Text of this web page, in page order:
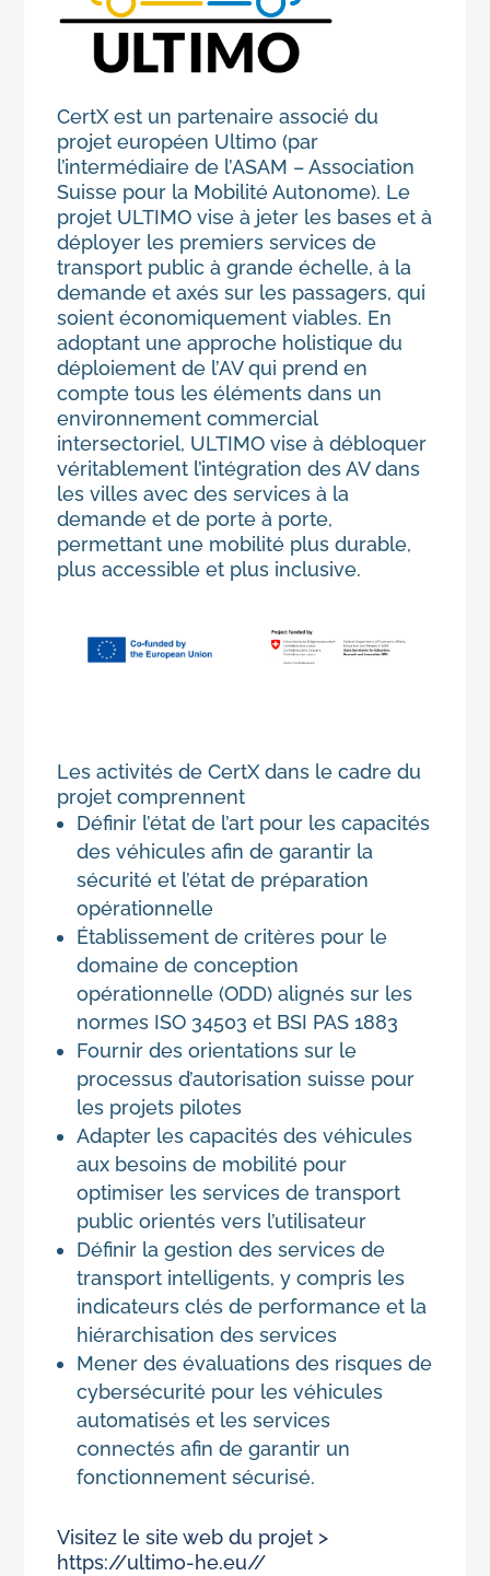
CertX est un partenaire associé du
projet européen Ultimo (par
l’intermédiaire de l’ASAM – Association
Suisse pour la Mobilité Autonome). Le
projet ULTIMO vise à jeter les bases et à
déployer les premiers services de
transport public à grande échelle, à la
demande et axés sur les passagers, qui
soient économiquement viables. En
adoptant une approche holistique du
déploiement de l’AV qui prend en
compte tous les éléments dans un
environnement commercial
intersectoriel, ULTIMO vise à débloquer
véritablement l’intégration des AV dans
les villes avec des services à la
demande et de porte à porte,
permettant une mobilité plus durable,
plus accessible et plus inclusive.
Les activités de CertX dans le cadre du
projet comprennent
Définir l’état de l’art pour les capacités
des véhicules afin de garantir la
sécurité et l’état de préparation
opérationnelle
Établissement de critères pour le
domaine de conception
opérationnelle (ODD) alignés sur les
normes ISO 34503 et BSI PAS 1883
Fournir des orientations sur le
processus d’autorisation suisse pour
les projets pilotes
Adapter les capacités des véhicules
aux besoins de mobilité pour
optimiser les services de transport
public orientés vers l’utilisateur
Définir la gestion des services de
transport intelligents, y compris les
indicateurs clés de performance et la
hiérarchisation des services
Mener des évaluations des risques de
cybersécurité pour les véhicules
automatisés et les services
connectés afin de garantir un
fonctionnement sécurisé.
Visitez le site web du projet >
https://ultimo-he.eu//